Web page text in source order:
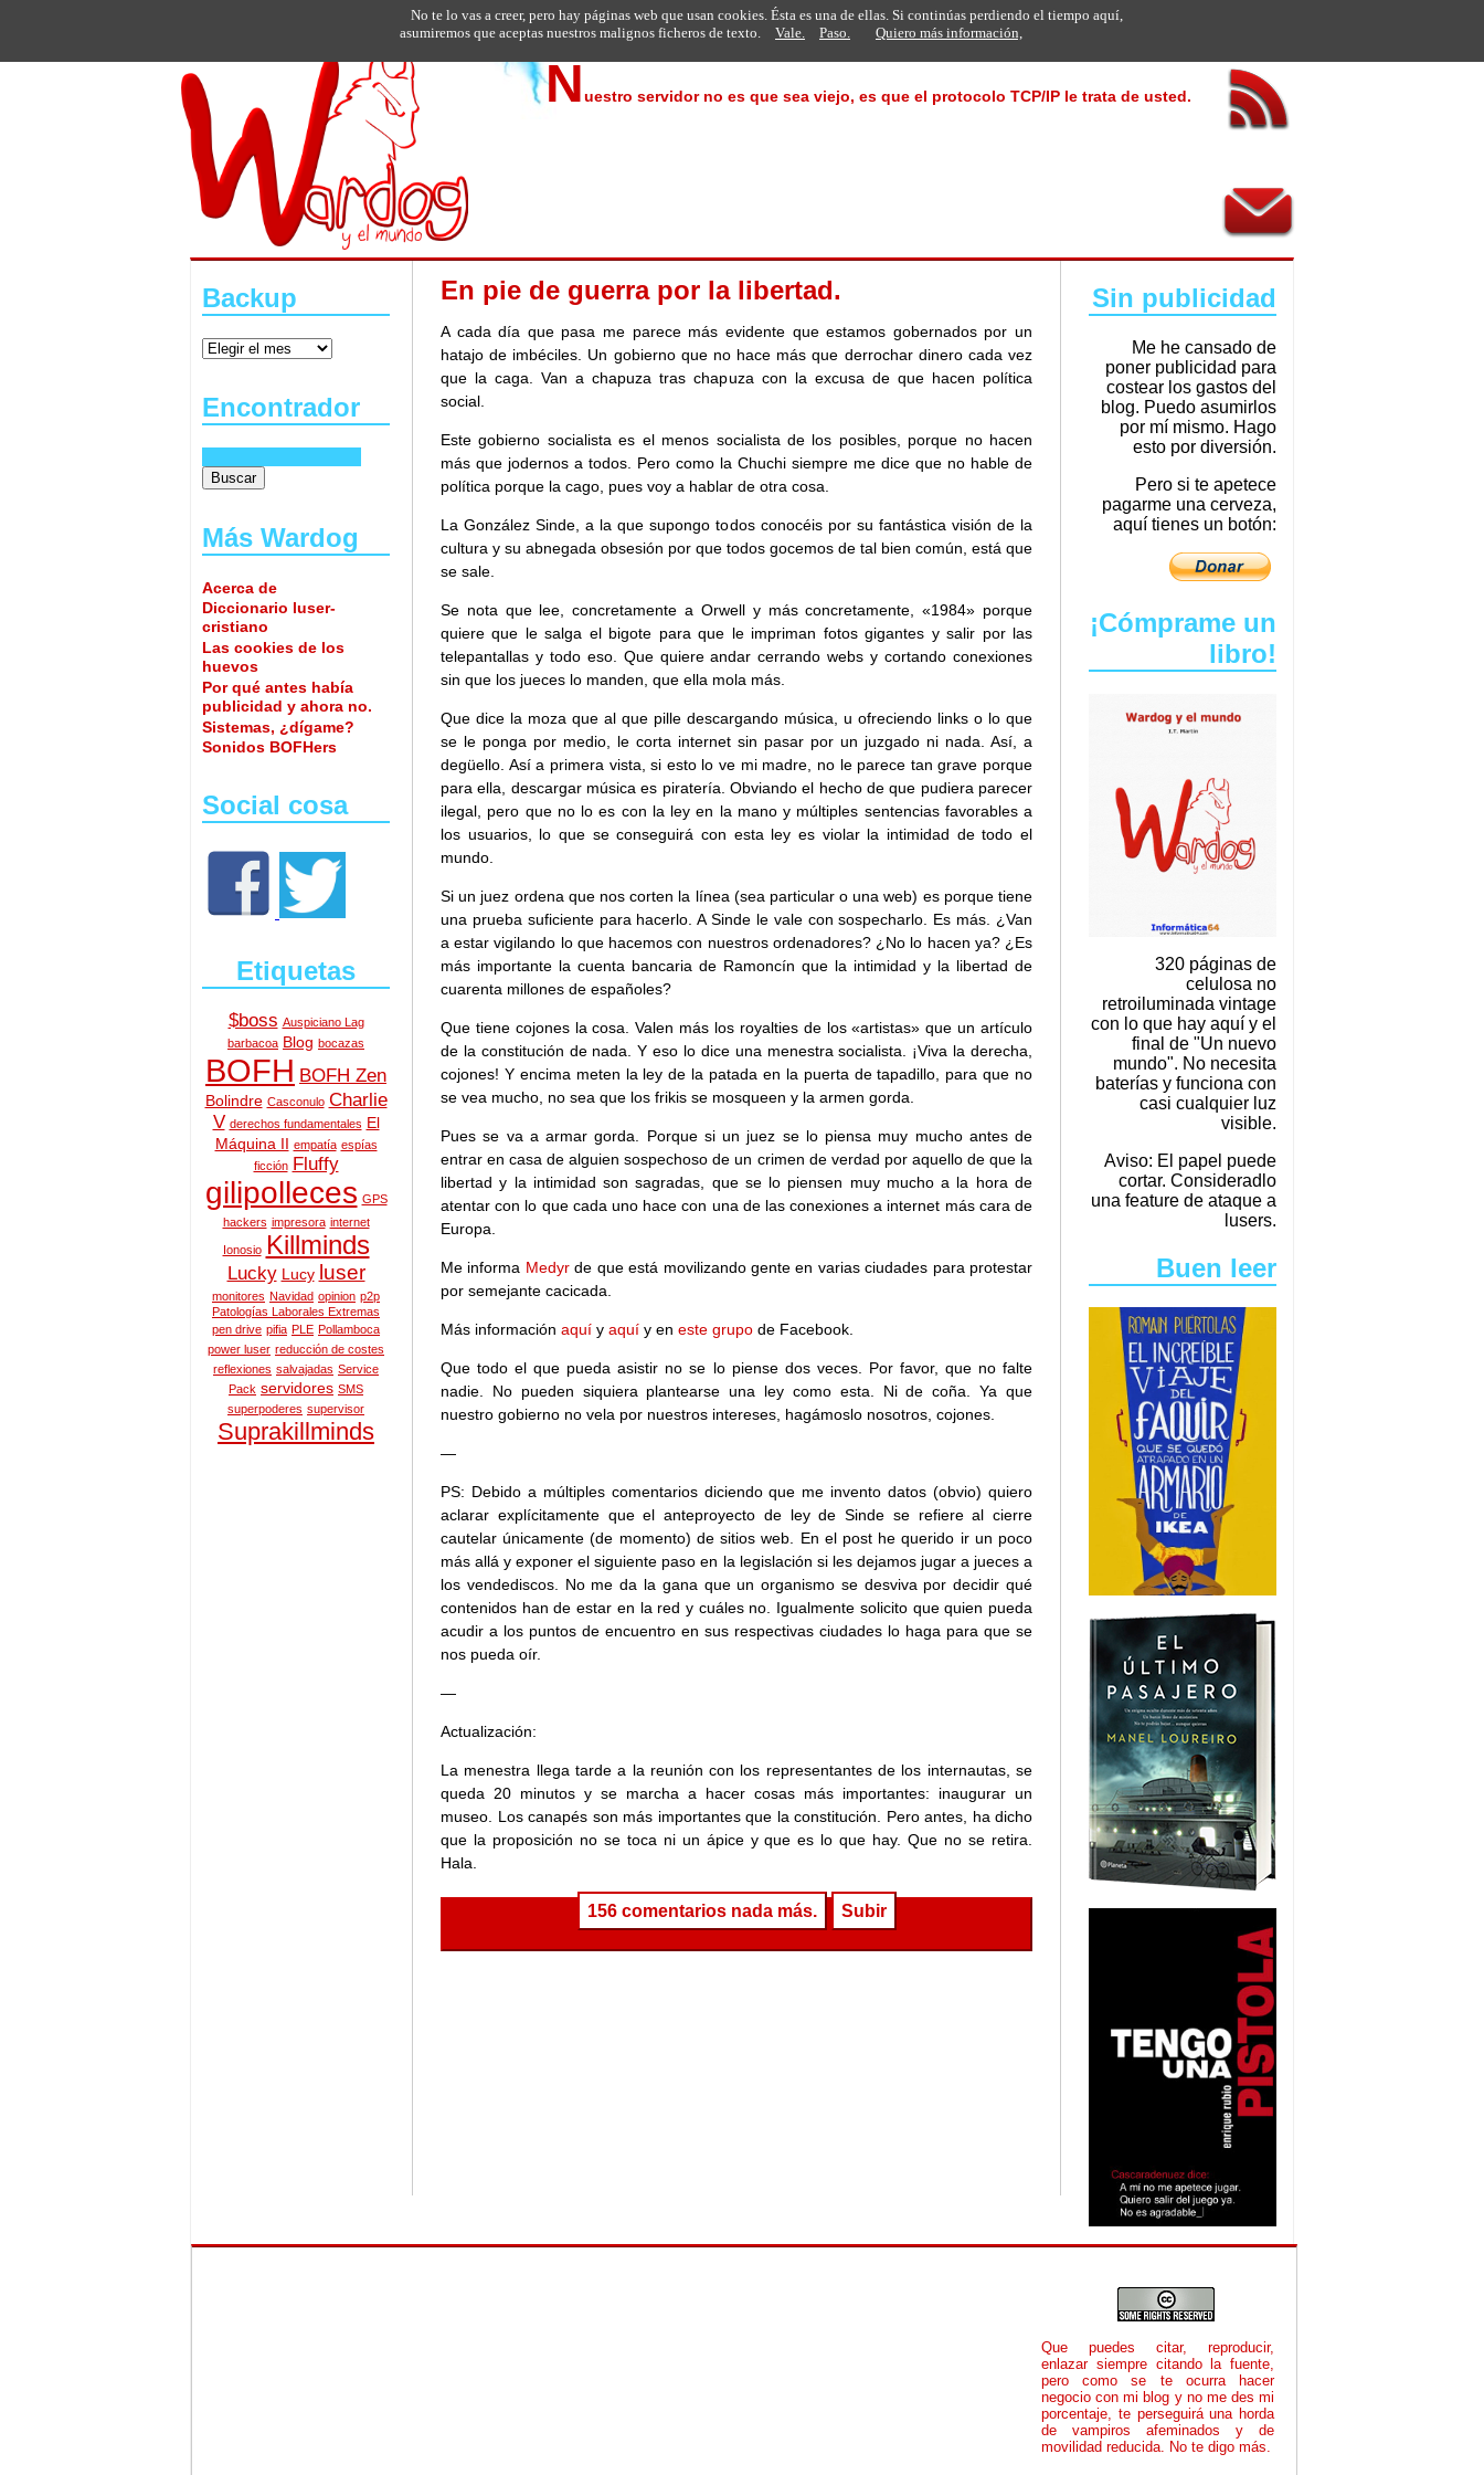
Nuestro servidor no es que sea viejo, es que el protocolo TCP/IP le trata de usted.
Backup
Encontrador
Más Wardog
Acerca de
Diccionario luser-
cristiano
Las cookies de los
huevos
Por qué antes había
publicidad y ahora no.
Sistemas, ¿dígame?
Sonidos BOFHers
Social cosa
Etiquetas
$boss Auspiciano Lag
barbacoa Blog bocazas
BOFH BOFH Zen
Bolindre Casconulo Charlie
V derechos fundamentales El
Máquina II empatía espías
ficción
Fluffy
gilipolleces GPS
hackers impresora internet
Ionosio Killminds
Lucky Lucy luser
monitores Navidad opinion p2p
Patologías Laborales Extremas
pen drive pifia PLE Pollamboca
power luser reducción de costes
reflexiones salvajadas Service
Pack servidores SMS
superpoderes supervisor
Suprakillminds
Sin publicidad
Me he cansado de
poner publicidad para
costear los gastos del
blog. Puedo asumirlos
por mí mismo. Hago
esto por diversión.
Pero si te apetece
pagarme una cerveza,
aquí tienes un botón:
¡Cómprame un
libro!
320 páginas de
celulosa no
retroiluminada vintage
con lo que hay aquí y el
final de "Un nuevo
mundo". No necesita
baterías y funciona con
casi cualquier luz
visible.
Aviso: El papel puede
cortar. Consideradlo
una feature de ataque a
lusers.
Buen leer
En pie de guerra por la libertad.
A cada día que pasa me parece más evidente que estamos gobernados por un
hatajo de imbéciles. Un gobierno que no hace más que derrochar dinero cada vez
que la caga. Van a chapuza tras chapuza con la excusa de que hacen política
social.
Este gobierno socialista es el menos socialista de los posibles, porque no hacen
más que jodernos a todos. Pero como la Chuchi siempre me dice que no hable de
política porque la cago, pues voy a hablar de otra cosa.
La González Sinde, a la que supongo todos conocéis por su fantástica visión de la
cultura y su abnegada obsesión por que todos gocemos de tal bien común, está que
se sale.
Se nota que lee, concretamente a Orwell y más concretamente, «1984» porque
quiere que le salga el bigote para que le impriman fotos gigantes y salir por las
telepantallas y todo eso. Que quiere andar cerrando webs y cortando conexiones
sin que los jueces lo manden, que ella mola más.
Que dice la moza que al que pille descargando música, u ofreciendo links o lo que
se le ponga por medio, le corta internet sin pasar por un juzgado ni nada. Así, a
degüello. Así a primera vista, si esto lo ve mi madre, no le parece tan grave porque
para ella, descargar música es piratería. Obviando el hecho de que pudiera parecer
ilegal, pero que no lo es con la ley en la mano y múltiples sentencias favorables a
los usuarios, lo que se conseguirá con esta ley es violar la intimidad de todo el
mundo.
Si un juez ordena que nos corten la línea (sea particular o una web) es porque tiene
una prueba suficiente para hacerlo. A Sinde le vale con sospecharlo. Es más. ¿Van
a estar vigilando lo que hacemos con nuestros ordenadores? ¿No lo hacen ya? ¿Es
más importante la cuenta bancaria de Ramoncín que la intimidad y la libertad de
cuarenta millones de españoles?
Que tiene cojones la cosa. Valen más los royalties de los «artistas» que un artículo
de la constitución de nada. Y eso lo dice una menestra socialista. ¡Viva la derecha,
cojones! Y encima meten la ley de la patada en la puerta de tapadillo, para que no
se vea mucho, no sea que los frikis se mosqueen y la armen gorda.
Pues se va a armar gorda. Porque si un juez se lo piensa muy mucho antes de
entrar en casa de alguien sospechoso de un crimen de verdad por aquello de que la
libertad y la intimidad son sagradas, que se lo piensen muy mucho a la hora de
atentar con lo que cada uno hace con una de las conexiones a internet más cara de
Europa.
Me informa Medyrde que está movilizando gente en varias ciudades para protestar
por semejante cacicada.
Más información aquí y aquí y en este grupo de Facebook.
Que todo el que pueda asistir no se lo piense dos veces. Por favor, que no falte
nadie. No pueden siquiera plantearse una ley como esta. Ni de coña. Ya que
nuestro gobierno no vela por nuestros intereses, hagámoslo nosotros, cojones.
—
PS: Debido a múltiples comentarios diciendo que me invento datos (obvio) quiero
aclarar explícitamente que el anteproyecto de ley de Sinde se refiere al cierre
cautelar únicamente (de momento) de sitios web. En el post he querido ir un poco
más allá y exponer el siguiente paso en la legislación si les dejamos jugar a jueces a
los vendediscos. No me da la gana que un organismo se desviva por decidir qué
contenidos han de estar en la red y cuáles no. Igualmente solicito que quien pueda
acudir a los puntos de encuentro en sus respectivas ciudades lo haga para que se
nos pueda oír.
—
Actualización:
La menestra llega tarde a la reunión con los representantes de los internautas, se
queda 20 minutos y se marcha a hacer cosas más importantes: inaugurar un
museo. Los canapés son más importantes que la constitución. Pero antes, ha dicho
que la proposición no se toca ni un ápice y que es lo que hay. Que no se retira.
Hala.
156 comentarios nada más. Subir
No te lo vas a creer, pero hay páginas web que usan cookies. Ésta es una de ellas. Si continúas perdiendo el tiempo aquí,
asumiremos que aceptas nuestros malignos ficheros de texto.
Vale. Paso. Quiero más información,
Que puedes citar, reproducir,
enlazar siempre citando la fuente,
pero como se te ocurra hacer
negocio con mi blog y no me des mi
porcentaje, te perseguirá una horda
de vampiros afeminados y de
movilidad reducida. No te digo más.